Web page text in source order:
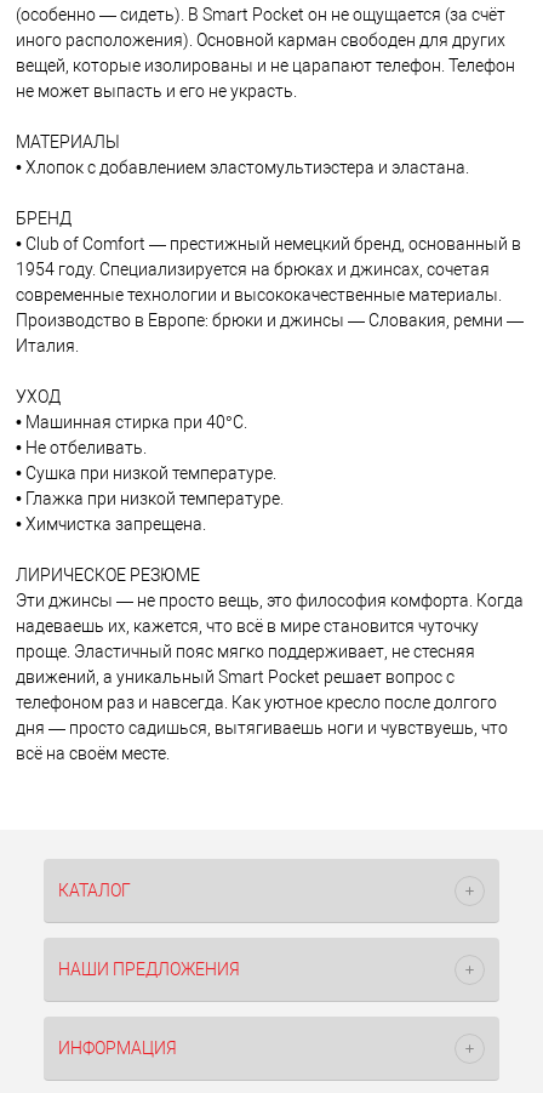
(особенно — сидеть). В Smart Pocket он не ощущается (за счёт
иного расположения). Основной карман свободен для других
вещей, которые изолированы и не царапают телефон. Телефон
не может выпасть и его не украсть.
МАТЕРИАЛЫ
• Хлопок с добавлением эластомультиэстера и эластана.
БРЕНД
• Club of Comfort — престижный немецкий бренд, основанный в
1954 году. Специализируется на брюках и джинсах, сочетая
современные технологии и высококачественные материалы.
Производство в Европе: брюки и джинсы — Словакия, ремни —
Италия.
УХОД
• Машинная стирка при 40°C.
• Не отбеливать.
• Сушка при низкой температуре.
• Глажка при низкой температуре.
• Химчистка запрещена.
ЛИРИЧЕСКОЕ РЕЗЮМЕ
Эти джинсы — не просто вещь, это философия комфорта. Когда
надеваешь их, кажется, что всё в мире становится чуточку
проще. Эластичный пояс мягко поддерживает, не стесняя
движений, а уникальный Smart Pocket решает вопрос с
телефоном раз и навсегда. Как уютное кресло после долгого
дня — просто садишься, вытягиваешь ноги и чувствуешь, что
всё на своём месте.
КАТАЛОГ
НАШИ ПРЕДЛОЖЕНИЯ
ИНФОРМАЦИЯ